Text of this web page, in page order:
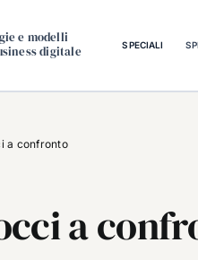
e modelli
digitale
SPECIALI
a confronto
a